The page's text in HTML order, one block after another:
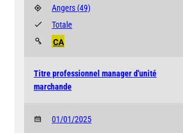
Angers (49)
CA
Totale
Titre professionnel manager d'unité
marchande
01/01/2025